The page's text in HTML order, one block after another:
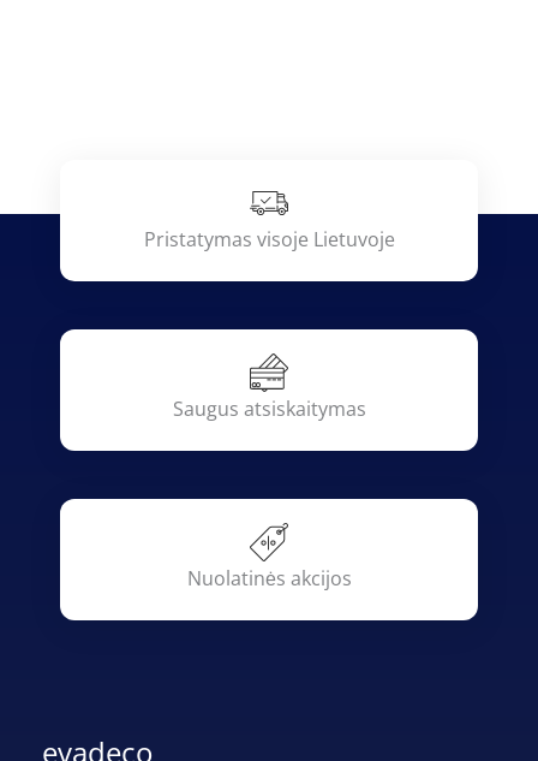
Pristatymas visoje Lietuvoje
Saugus atsiskaitymas
Nuolatinės akcijos
evadeco